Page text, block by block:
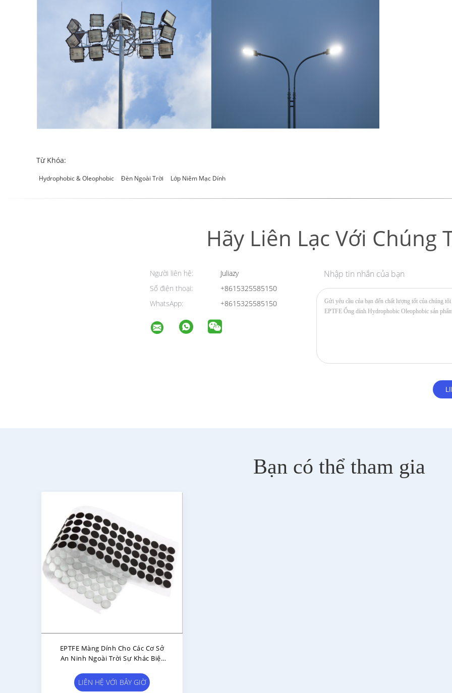
Từ Khóa:
Hydrophobic & Oleophobic Đèn Ngoài Trời Lớp Niêm Mạc Dính
Hãy Liên Lạc Với Chúng
Người liên hệ:
Juliazy
Số điện thoại:
+8615325585150
WhatsApp:
+8615325585150
Nhập tin nhắn của bạn
Bạn có thể tham gia
EPTFE Màng Dính Cho Các Cơ Sở
An Ninh Ngoài Trời Sự Khác Biệt
LIÊN HỆ VỚI BÂY GIỜ